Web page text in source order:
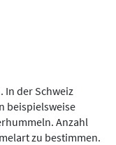
In der Schweiz
beispielsweise
Anzahl
zu bestimmen.